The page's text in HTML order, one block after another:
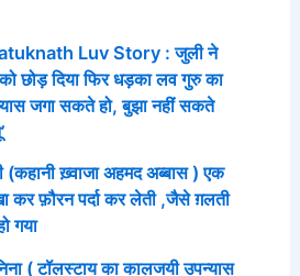
Luv Story : जुली ने
छोड़ दिया फिर धड़का लव गुरु का
जगा सकते हो, बुझा नहीं सकते
(कहानी ख़्वाजा अहमद अब्बास ) एक
कर फ़ौरन पर्दा कर लेती ,जैसे ग़लती
गया
( टॉलस्टाय का कालजयी उपन्यास